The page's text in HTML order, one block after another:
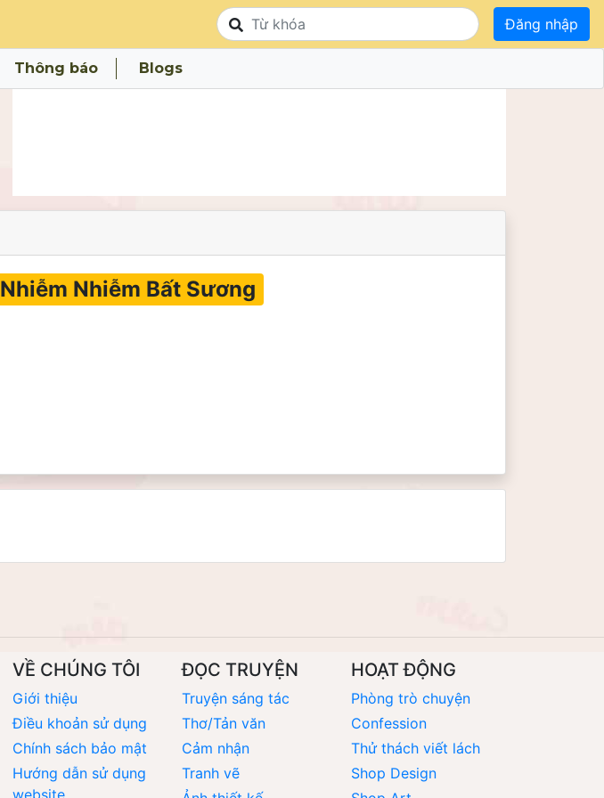
Đăng nhập
Thông báo Blogs
Nhiễm Nhiễm Bất Sương
VỀ CHÚNG TÔI
Giới thiệu
Điều khoản sử dụng
Chính sách bảo mật
Hướng dẫn sử dụng
website
ĐỌC TRUYỆN
Truyện sáng tác
Thơ/Tản văn
Cảm nhận
Tranh vẽ
HOẠT ĐỘNG
Phòng trò chuyện
Confession
Thử thách viết lách
Shop Design